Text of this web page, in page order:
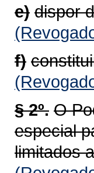
e) dispor
f)
§ 2º. O
especial
limitados